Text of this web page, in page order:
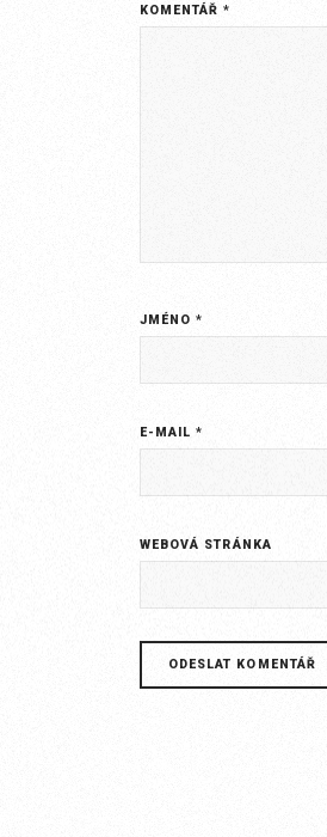
KOMENTÁŘ*
JMÉNO*
E-MAIL*
WEBOVÁ STRÁNKA